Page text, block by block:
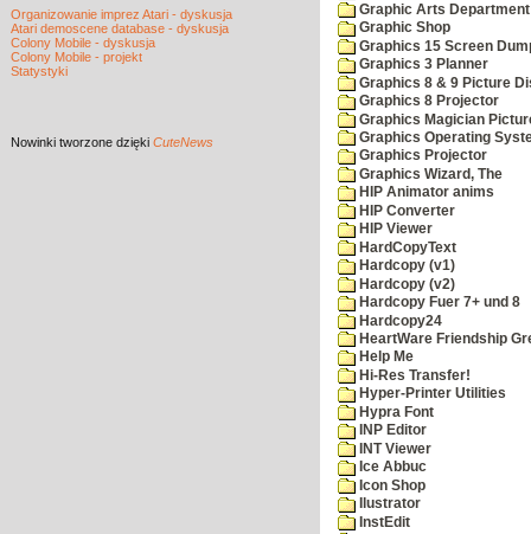
Organizowanie imprez Atari - dyskusja
Atari demoscene database - dyskusja
Colony Mobile - dyskusja
Colony Mobile - projekt
Statystyki
Nowinki tworzone dzięki CuteNews
Graphic Arts Department
Graphic Shop
Graphics 15 Screen
Graphics 3 Planner
Graphics 8 & 9 Picture
Graphics 8 Projector
Graphics Magician
Graphics Operating
Graphics Projector
Graphics Wizard, The
HIP Animator anims
HIP Converter
HIP Viewer
HardCopyText
Hardcopy (v1)
Hardcopy (v2)
Hardcopy Fuer 7+ und 8
Hardcopy24
HeartWare Friendship
Help Me
Hi-Res Transfer!
Hyper-Printer Utilities
Hypra Font
INP Editor
INT Viewer
Ice Abbuc
Icon Shop
Ilustrator
InstEdit